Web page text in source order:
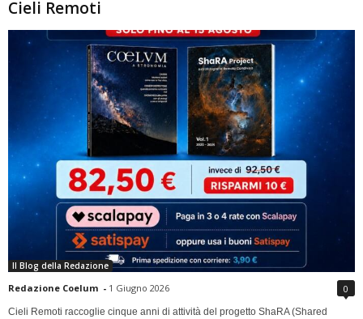
Cieli Remoti
Il Blog della Redazione
Redazione Coelum - 1 Giugno 2026 0
Cieli Remoti raccoglie cinque anni di attività del progetto ShaRA (Shared